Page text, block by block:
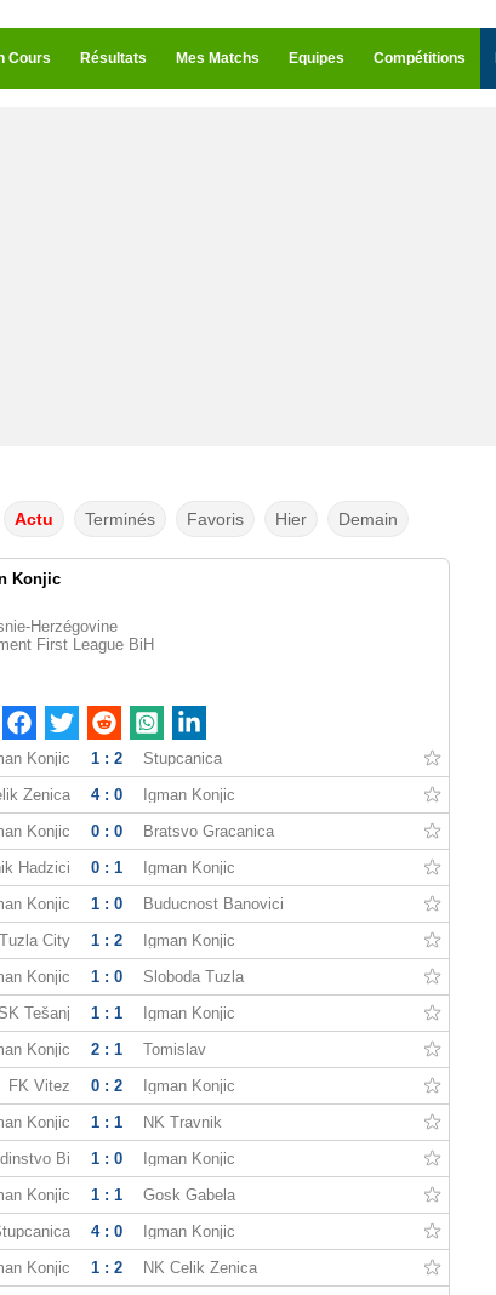
Cours Résultats Mes Matchs Equipes Compétitions
Actu Terminés Favoris Hier Demain
Konjic
Herzégovine
First League BiH
Konjic 1 : 2 Stupcanica
Zenica 4 : 0 Igman Konjic
Konjic 0 : 0 Bratsvo Gracanica
Hadzici 0 : 1 Igman Konjic
Konjic 1 : 0 Buducnost Banovici
City 1 : 2 Igman Konjic
Konjic 1 : 0 Sloboda Tuzla
Tešanj 1 : 1 Igman Konjic
Konjic 2 : 1 Tomislav
FK Vitez 0 : 2 Igman Konjic
Konjic 1 : 1 NK Travnik
Bi 1 : 0 Igman Konjic
Konjic 1 : 1 Gosk Gabela
4 : 0 Igman Konjic
Konjic 1 : 2 NK Čelik Zenica